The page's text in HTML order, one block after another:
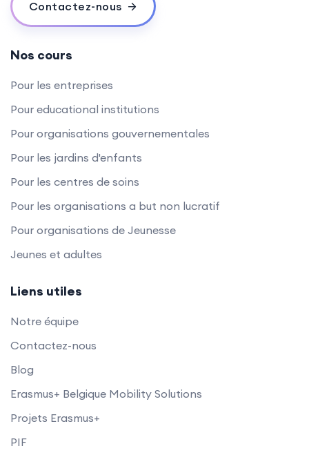
Contactez-nous
Nos cours
Pour les entreprises
Pour educational institutions
Pour organisations gouvernementales
Pour les jardins d'enfants
Pour les centres de soins
Pour les organisations a but non lucratif
Pour organisations de Jeunesse
Jeunes et adultes
Liens utiles
Notre équipe
Contactez-nous
Blog
Erasmus+ Belgique Mobility Solutions
Projets Erasmus+
PIF